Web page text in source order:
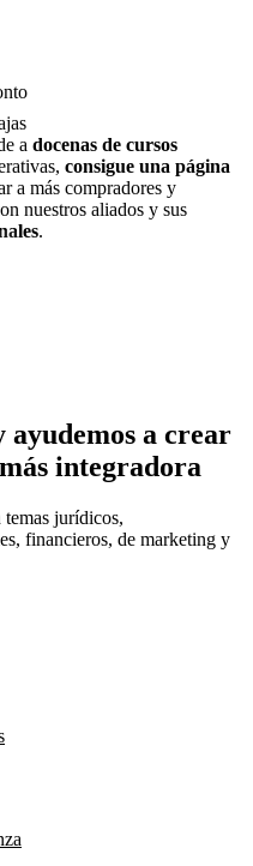
a docenas de cursos
consigue una página
a más compradores y
nuestros aliados y sus
.
ayudemos a crear
integradora
temas jurídicos,
financieros, de marketing y